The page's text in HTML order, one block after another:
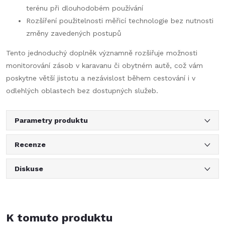
terénu při dlouhodobém používání
Rozšíření použitelnosti měřicí technologie bez nutnosti
změny zavedených postupů
Tento jednoduchý doplněk významně rozšiřuje možnosti
monitorování zásob v karavanu či obytném autě, což vám
poskytne větší jistotu a nezávislost během cestování i v
odlehlých oblastech bez dostupných služeb.
Parametry produktu
Recenze
Diskuse
K tomuto produktu